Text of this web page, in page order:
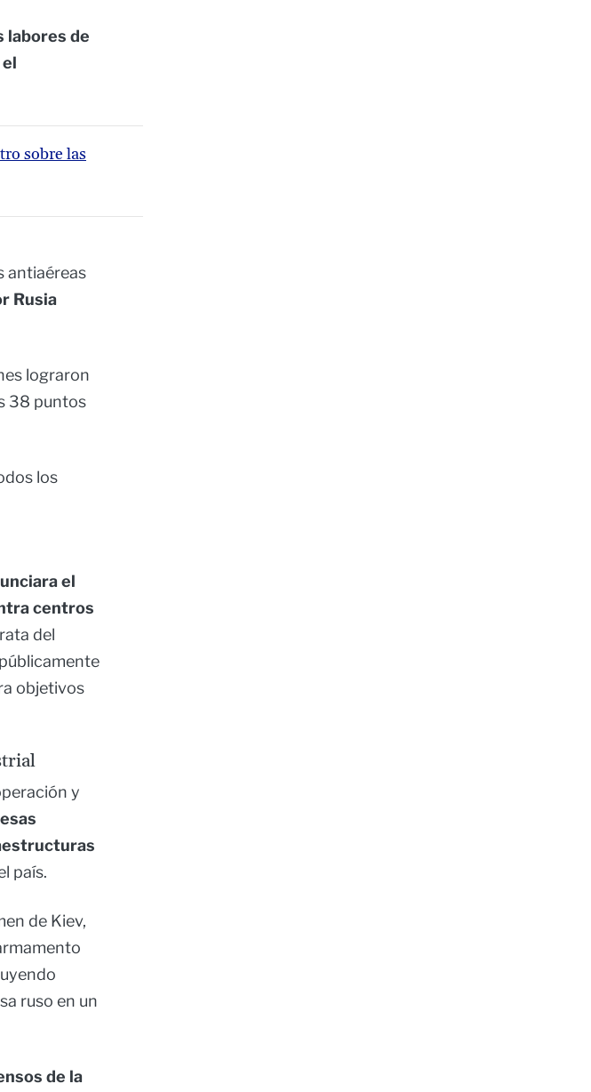
labores de
sobre las
antiaéreas
Rusia
lograron
38 puntos
los
el
centros
del
objetivos
y
país.
de Kiev,
ruso en un
de la